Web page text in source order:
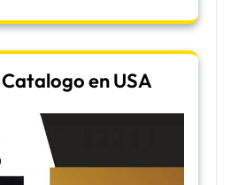
en USA